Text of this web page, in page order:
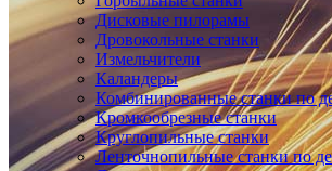
Дисковые пилорамы
Дровокольные станки
Измельчители
Каландеры
Комбинированные станки по
Кромкообрезные станки
Круглопильные станки
Ленточнопильные станки по